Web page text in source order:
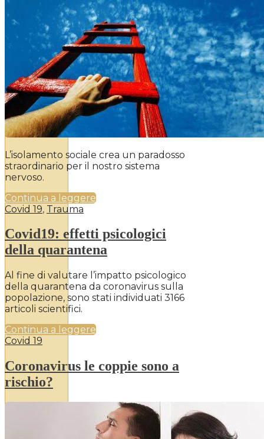
L’isolamento sociale crea un paradosso
straordinario per il nostro sistema
nervoso.
Continua a leggere
Covid 19, Trauma
Covid19: effetti psicologici
della quarantena
Al fine di valutare l’impatto psicologico
della quarantena da coronavirus sulla
popolazione, sono stati individuati 3166
articoli scientifici.
Continua a leggere
Covid 19
Coronavirus le coppie sono a
rischio?